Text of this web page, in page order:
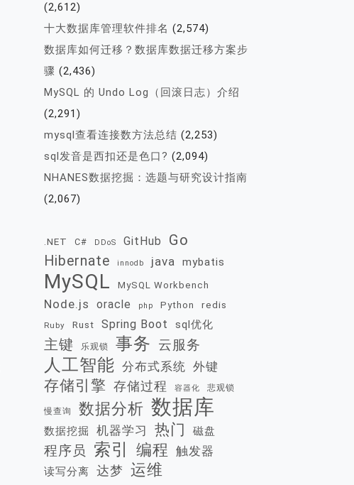
(2,612)
十大数据库管理软件排名 (2,574)
数据库如何迁移？数据库数据迁移方案步
骤 (2,436)
MySQL 的 Undo Log（回滚日志）介绍
(2,291)
mysql查看连接数方法总结 (2,253)
sql发音是西扣还是色口? (2,094)
NHANES数据挖掘：选题与研究设计指南
(2,067)
.NET C# DDoS GitHub Go
Hibernate innodb java mybatis
MySQL MySQL Workbench
Node.js oracle php Python redis
Ruby Rust Spring Boot sql优化
主键 乐观锁 事务 云服务
人工智能 分布式系统 外键
存储引擎 存储过程 容器化 悲观锁
慢查询 数据分析 数据库
数据挖掘 机器学习 热门 磁盘
程序员 索引 编程 触发器
读写分离 达梦 运维